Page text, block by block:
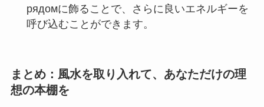
рядомに飾ることで、さらに良いエネルギーを
呼び込むことができます。
まとめ：風水を取り入れて、あなただけの理
想の本棚を